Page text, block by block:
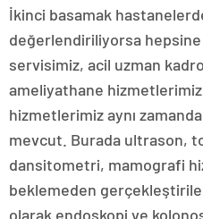
İkinci basamak
değerlendiriliyorsa hepsine
servisimiz, acil uzman
ameliyathane
hizmetlerimiz aynı
mevcut. Burada ultrason,
dansitometri, mamografi
beklemeden
olarak endoskopi ve